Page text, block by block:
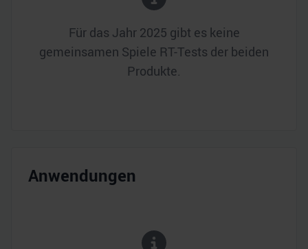
Für das Jahr 2025 gibt es keine
gemeinsamen Spiele RT-Tests der beiden
Produkte.
Anwendungen